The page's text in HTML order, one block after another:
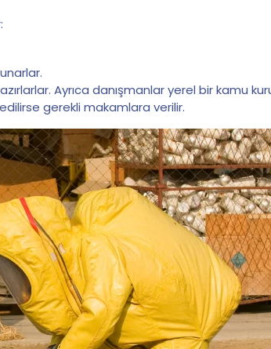
Ayrıca danışmanlar yerel bir kamu
gerekli makamlara verilir.